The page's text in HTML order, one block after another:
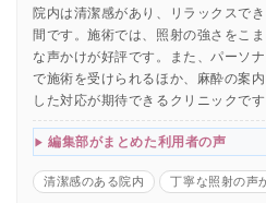
院内は清潔感があり、リラックスで
間です。施術では、照射の強さをこ
な声かけが好評です。また、パーソ
で施術を受けられるほか、麻酔の案
した対応が期待できるクリニックです
編集部がまとめた利用者の声
清潔感のある院内 丁寧な照射の声